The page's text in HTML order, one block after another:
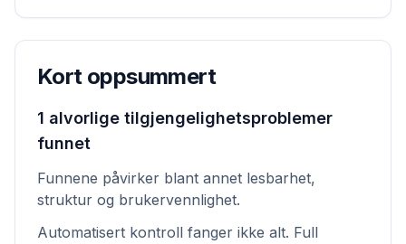
Kort oppsummert
1 alvorlige tilgjengelighetsproblemer
funnet
Funnene påvirker blant annet lesbarhet,
struktur og brukervennlighet.
Automatisert kontroll fanger ikke alt. Full